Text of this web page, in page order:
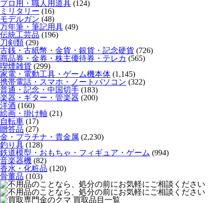
プロ用・職人用道具 (124)
ミリタリー (16)
モデルガン (48)
万年筆・筆記用具 (49)
伝統工芸品 (196)
刀剣類 (29)
古銭・古紙幣・金貨・銀貨・記念硬貨 (726)
商品券・金券・株主優待券・テレカ (565)
喫煙雑貨 (299)
家電・電動工具・ゲーム機本体 (1,145)
携帯電話・スマホ・ノートパソコン (322)
普通・記念・中国切手 (183)
楽器・ギター・管楽器 (200)
洋酒 (160)
絵画・掛け軸 (21)
自転車 (17)
贈答品 (27)
金・プラチナ・貴金属 (2,230)
釣り具 (128)
鉄道模型・おもちゃ・フィギュア・ゲーム (994)
音楽器機 (82)
香水・化粧品 (120)
骨董品 (103)